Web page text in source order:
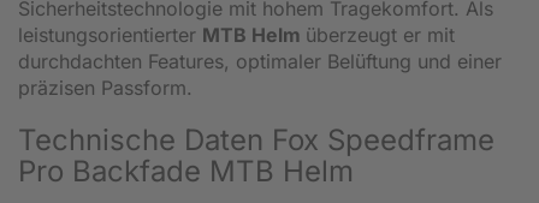
Sicherheitstechnologie mit hohem Tragekomfort. Als
leistungsorientierter MTB Helm überzeugt er mit
durchdachten Features, optimaler Belüftung und einer
präzisen Passform.
Technische Daten Fox Speedframe
Pro Backfade MTB Helm